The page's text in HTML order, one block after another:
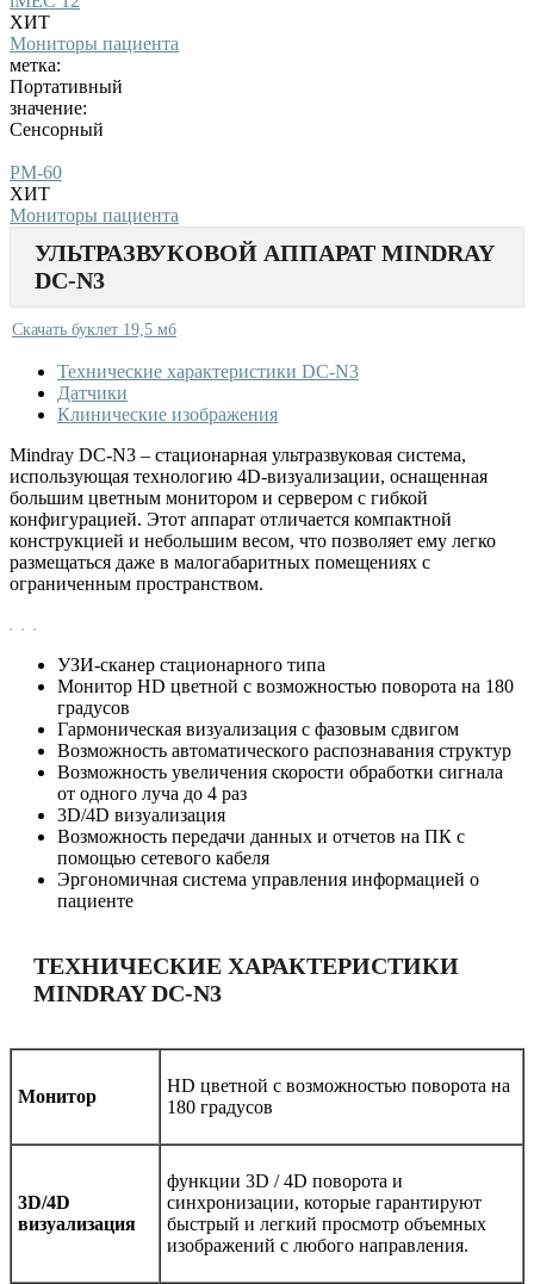
ХИТ
Мониторы пациента
метка:
Портативный
значение:
Сенсорный
PM-60
ХИТ
Мониторы пациента
УЛЬТРАЗВУКОВОЙ АППАРАТ MINDRAY
DC-N3
Скачать буклет 19,5 мб
Технические характеристики DC-N3
Датчики
Клинические изображения
Mindray DC-N3 – стационарная ультразвуковая система,
использующая технологию 4D-визуализации, оснащенная
большим цветным монитором и сервером с гибкой
конфигурацией. Этот аппарат отличается компактной
конструкцией и небольшим весом, что позволяет ему легко
размещаться даже в малогабаритных помещениях с
ограниченным пространством.
УЗИ-сканер стационарного типа
Монитор HD цветной с возможностью поворота на 180
градусов
Гармоническая визуализация с фазовым сдвигом
Возможность автоматического распознавания структур
Возможность увеличения скорости обработки сигнала
от одного луча до 4 раз
3D/4D визуализация
Возможность передачи данных и отчетов на ПК с
помощью сетевого кабеля
Эргономичная система управления информацией о
пациенте
ТЕХНИЧЕСКИЕ ХАРАКТЕРИСТИКИ
MINDRAY DC-N3
Монитор
HD цветной с возможностью поворота на
180 градусов
3D/4D
визуализация
функции 3D / 4D поворота и
синхронизации, которые гарантируют
быстрый и легкий просмотр объемных
изображений с любого направления.